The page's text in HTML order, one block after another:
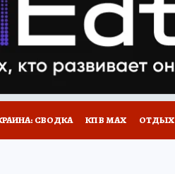
СВОДКА КП В МАХ ОТДЫХ